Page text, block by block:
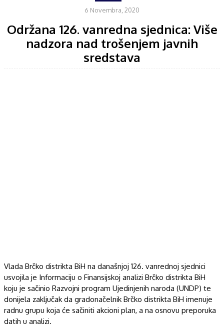
6 Novembra, 2020
Održana 126. vanredna sjednica: Više
nadzora nad trošenjem javnih
sredstava
Vlada Brčko distrikta BiH na današnjoj 126. vanrednoj sjednici
usvojila je Informaciju o Finansijskoj analizi Brčko distrikta BiH
koju je sačinio Razvojni program Ujedinjenih naroda (UNDP) te
donijela zaključak da gradonačelnik Brčko distrikta BiH imenuje
radnu grupu koja će sačiniti akcioni plan, a na osnovu preporuka
datih u analizi.